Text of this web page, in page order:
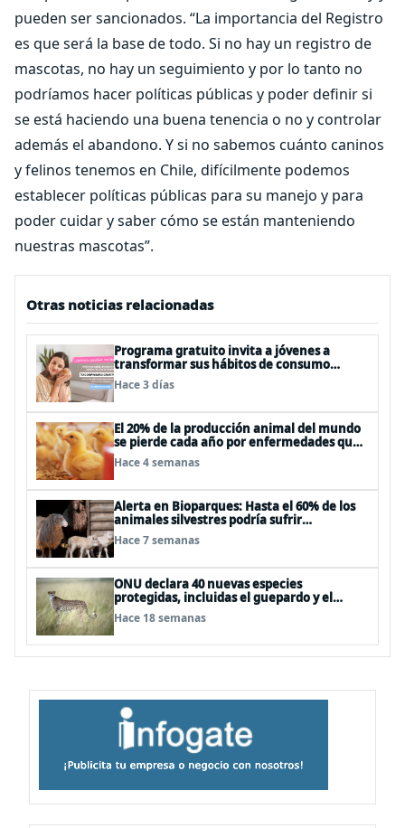
pueden ser sancionados. “La importancia del Registro
es que será la base de todo. Si no hay un registro de
mascotas, no hay un seguimiento y por lo tanto no
podríamos hacer políticas públicas y poder definir si
se está haciendo una buena tenencia o no y controlar
además el abandono. Y si no sabemos cuánto caninos
y felinos tenemos en Chile, difícilmente podemos
establecer políticas públicas para su manejo y para
poder cuidar y saber cómo se están manteniendo
nuestras mascotas”.
Otras noticias relacionadas
Programa gratuito invita a jóvenes a
transformar sus hábitos de consumo
cosmético, alimenticio y de moda
Hace 3 días
El 20% de la producción animal del mundo
se pierde cada año por enfermedades que
se pueden evitar
Hace 4 semanas
Alerta en Bioparques: Hasta el 60% de los
animales silvestres podría sufrir
desnutrición por dietas mal formuladas
Hace 7 semanas
ONU declara 40 nuevas especies
protegidas, incluidas el guepardo y el
tiburón martillo
Hace 18 semanas